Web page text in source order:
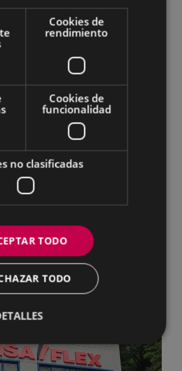
de sus
durante el mes de
mejoras
Cookies de
rendimiento
Cookies de
funcionalidad
no clasificadas
TODO
TODO